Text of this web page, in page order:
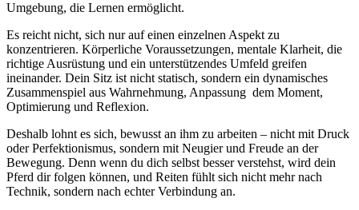
Umgebung, die Lernen ermöglicht.
Es reicht nicht, sich nur auf einen einzelnen Aspekt zu
konzentrieren. Körperliche Voraussetzungen, mentale Klarheit, die
richtige Ausrüstung und ein unterstützendes Umfeld greifen
ineinander. Dein Sitz ist nicht statisch, sondern ein dynamisches
Zusammenspiel aus Wahrnehmung, Anpassung dem Moment,
Optimierung und Reflexion.
Deshalb lohnt es sich, bewusst an ihm zu arbeiten – nicht mit Druck
oder Perfektionismus, sondern mit Neugier und Freude an der
Bewegung. Denn wenn du dich selbst besser verstehst, wird dein
Pferd dir folgen können, und Reiten fühlt sich nicht mehr nach
Technik, sondern nach echter Verbindung an.